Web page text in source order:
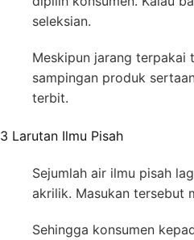
seleksian.
Meskipun jarang
sampingan produk
terbit.
3 Larutan Ilmu Pisah
Sejumlah air ilmu pisah
akrilik. Masukan tersebut
Sehingga konsumen